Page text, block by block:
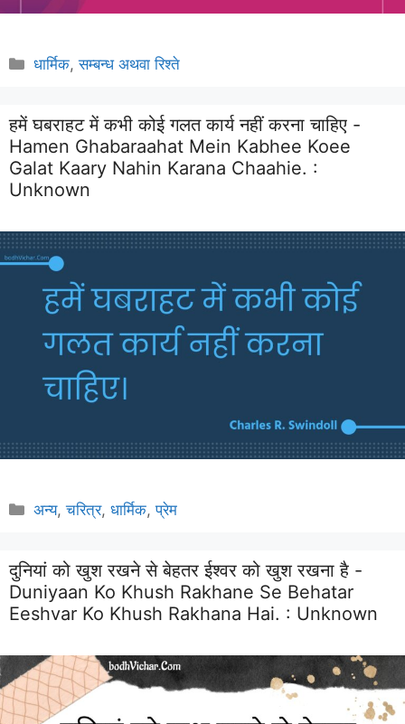
Categories
धार्मिक,सम्बन्ध अथवा रिश्ते
हमें घबराहट में कभी कोई गलत कार्य नहीं करना चाहिए -
Hamen Ghabaraahat Mein Kabhee Koee
Galat Kaary Nahin Karana Chaahie. :
Unknown
Categories
अन्य,चरित्र,धार्मिक,प्रेम
दुनियां को खुश रखने से बेहतर ईश्वर को खुश रखना है -
Duniyaan Ko Khush Rakhane Se Behatar
Eeshvar Ko Khush Rakhana Hai. : Unknown